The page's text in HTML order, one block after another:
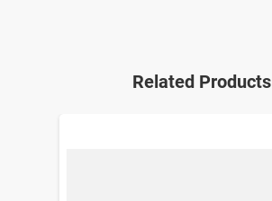
Related Products